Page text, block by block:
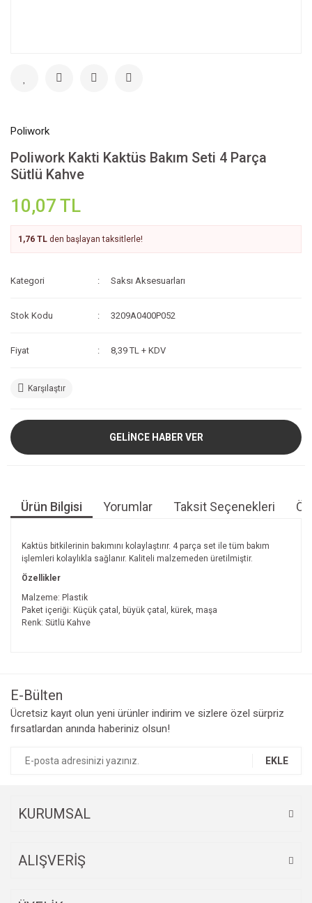
Poliwork
Poliwork Kakti Kaktüs Bakım Seti 4 Parça
Sütlü Kahve
10,07 TL
1,76 TL den başlayan taksitlerle!
Kategori Saksı Aksesuarları
Stok Kodu 3209A0400P052
Fiyat 8,39 TL + KDV
Karşılaştır
GELİNCE HABER VER
Ürün Bilgisi Yorumlar Taksit Seçenekleri
Kaktüs bitkilerinin bakımını kolaylaştırır. 4 parça set ile tüm bakım
işlemleri kolaylıkla sağlanır. Kaliteli malzemeden üretilmiştir.
Özellikler
Malzeme: Plastik
Paket içeriği: Küçük çatal, büyük çatal, kürek, maşa
Renk: Sütlü Kahve
Ürün resmi kalitesiz, bozuk veya görüntülenemiyor.
Ürün açıklamasında eksik bilgiler bulunuyor.
E-Bülten
Ücretsiz kayıt olun yeni ürünler indirim ve sizlere özel sürpriz
fırsatlardan anında haberiniz olsun!
EKLE
KURUMSAL
ALIŞVERİŞ